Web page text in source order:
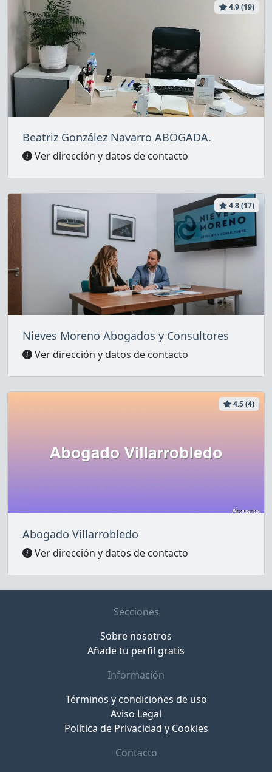
4.9 (19)
Beatriz González Navarro ABOGADA.
Ver dirección y datos de contacto
4.8 (17)
Nieves Moreno Abogados y Consultores
Ver dirección y datos de contacto
4.5 (4)
Abogado Villarrobledo
Ver dirección y datos de contacto
Secciones
Sobre nosotros
Añade tu perfil gratis
Información
Términos y condiciones de uso
Aviso Legal
Política de Privacidad y Cookies
Contacto